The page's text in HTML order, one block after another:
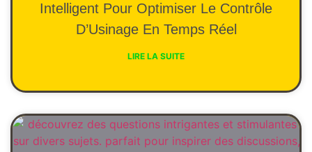
Intelligent Pour Optimiser Le Contrôle
D’Usinage En Temps Réel
LIRE LA SUITE